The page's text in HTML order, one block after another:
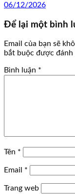
06/12/2026
Để lại một bình
Email của bạn sẽ
bắt buộc được đánh
Bình luận *
Tên *
Email *
Trang web